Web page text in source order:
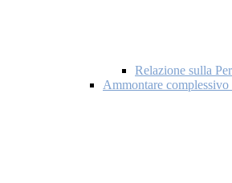
Relazione sulla
Ammontare complessivo